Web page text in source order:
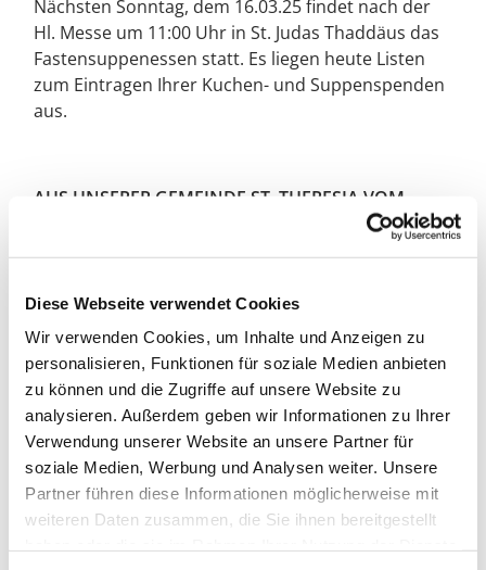
Diese Webseite verwendet Cookies
Wir verwenden Cookies, um Inhalte und Anzeigen zu
personalisieren, Funktionen für soziale Medien anbieten
zu können und die Zugriffe auf unsere Website zu
analysieren. Außerdem geben wir Informationen zu Ihrer
Verwendung unserer Website an unsere Partner für
soziale Medien, Werbung und Analysen weiter. Unsere
Partner führen diese Informationen möglicherweise mit
weiteren Daten zusammen, die Sie ihnen bereitgestellt
Nächsten Sonntag, dem 16.03.25 findet nach der
Hl. Messe um 11:00 Uhr in St. Judas Thaddäus das
Fastensuppenessen statt. Es liegen heute Listen
zum Eintragen Ihrer Kuchen- und Suppenspenden
aus.
AUS UNSERER GEMEINDE ST. THERESIA VOM
eine Kreuzwegandacht
AUS UNSERER GEMEINDE MARIA FRIEDEN:
Am Mittwoch, dem 12.03.25 um 18:30 Uhr halten
wir eine Kreuzwegandacht.
Am Mittwoch, dem 12.03.25 um 19:30 Uhr ist
Gelegenheit zum Gebet in der Kirche beim „Date
mit Gott“